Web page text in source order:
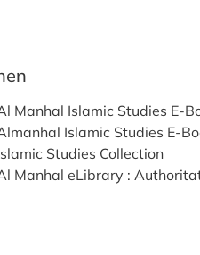
Manhal Islamic Studies E-
Islamic Studies E-
Studies Collection
Manhal eLibrary :